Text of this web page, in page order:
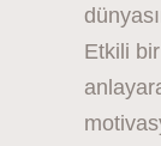
Etkili